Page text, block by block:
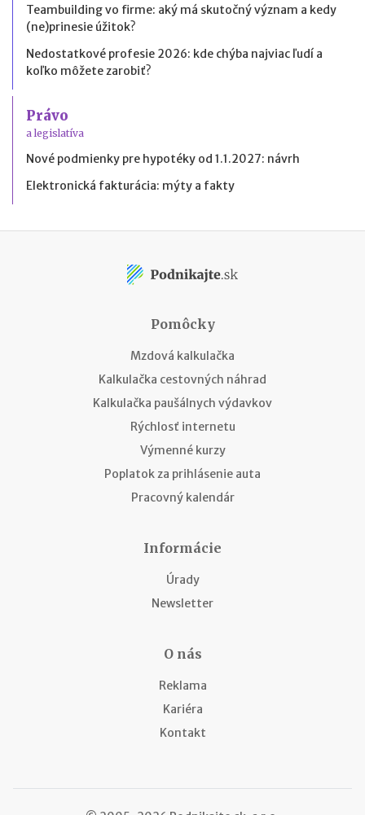
Teambuilding vo firme: aký má skutočný význam a kedy
(ne)prinesie úžitok?
Nedostatkové profesie 2026: kde chýba najviac ľudí a
koľko môžete zarobiť?
Právo
a legislatíva
Nové podmienky pre hypotéky od 1.1.2027: návrh
Elektronická fakturácia: mýty a fakty
Pomôcky
Mzdová kalkulačka
Kalkulačka cestovných náhrad
Kalkulačka paušálnych výdavkov
Rýchlosť internetu
Výmenné kurzy
Poplatok za prihlásenie auta
Pracovný kalendár
Informácie
Úrady
Newsletter
O nás
Reklama
Kariéra
Kontakt